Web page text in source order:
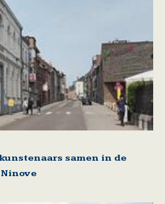
samen in de